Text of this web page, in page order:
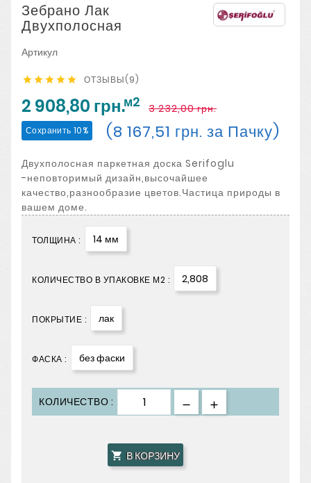
Зебрано Лак
Двухполосная
Артикул
     ОТЗЫВЫ(9)
2 908,80 грн.м2 3 232,00 грн.
Сохранить 10% (8 167,51 грн. за Пачку)
Двухполосная паркетная доска Serifoglu
-неповторимый дизайн,высочайшее
качество,разнообразие цветов.Частица природы в
вашем доме.
ТОЛЩИНА : 14 мм
КОЛИЧЕСТВО В УПАКОВКЕ М2 : 2,808
ПОКРЫТИЕ : лак
ФАСКА : без фаски
КОЛИЧЕСТВО :
 В КОРЗИНУ